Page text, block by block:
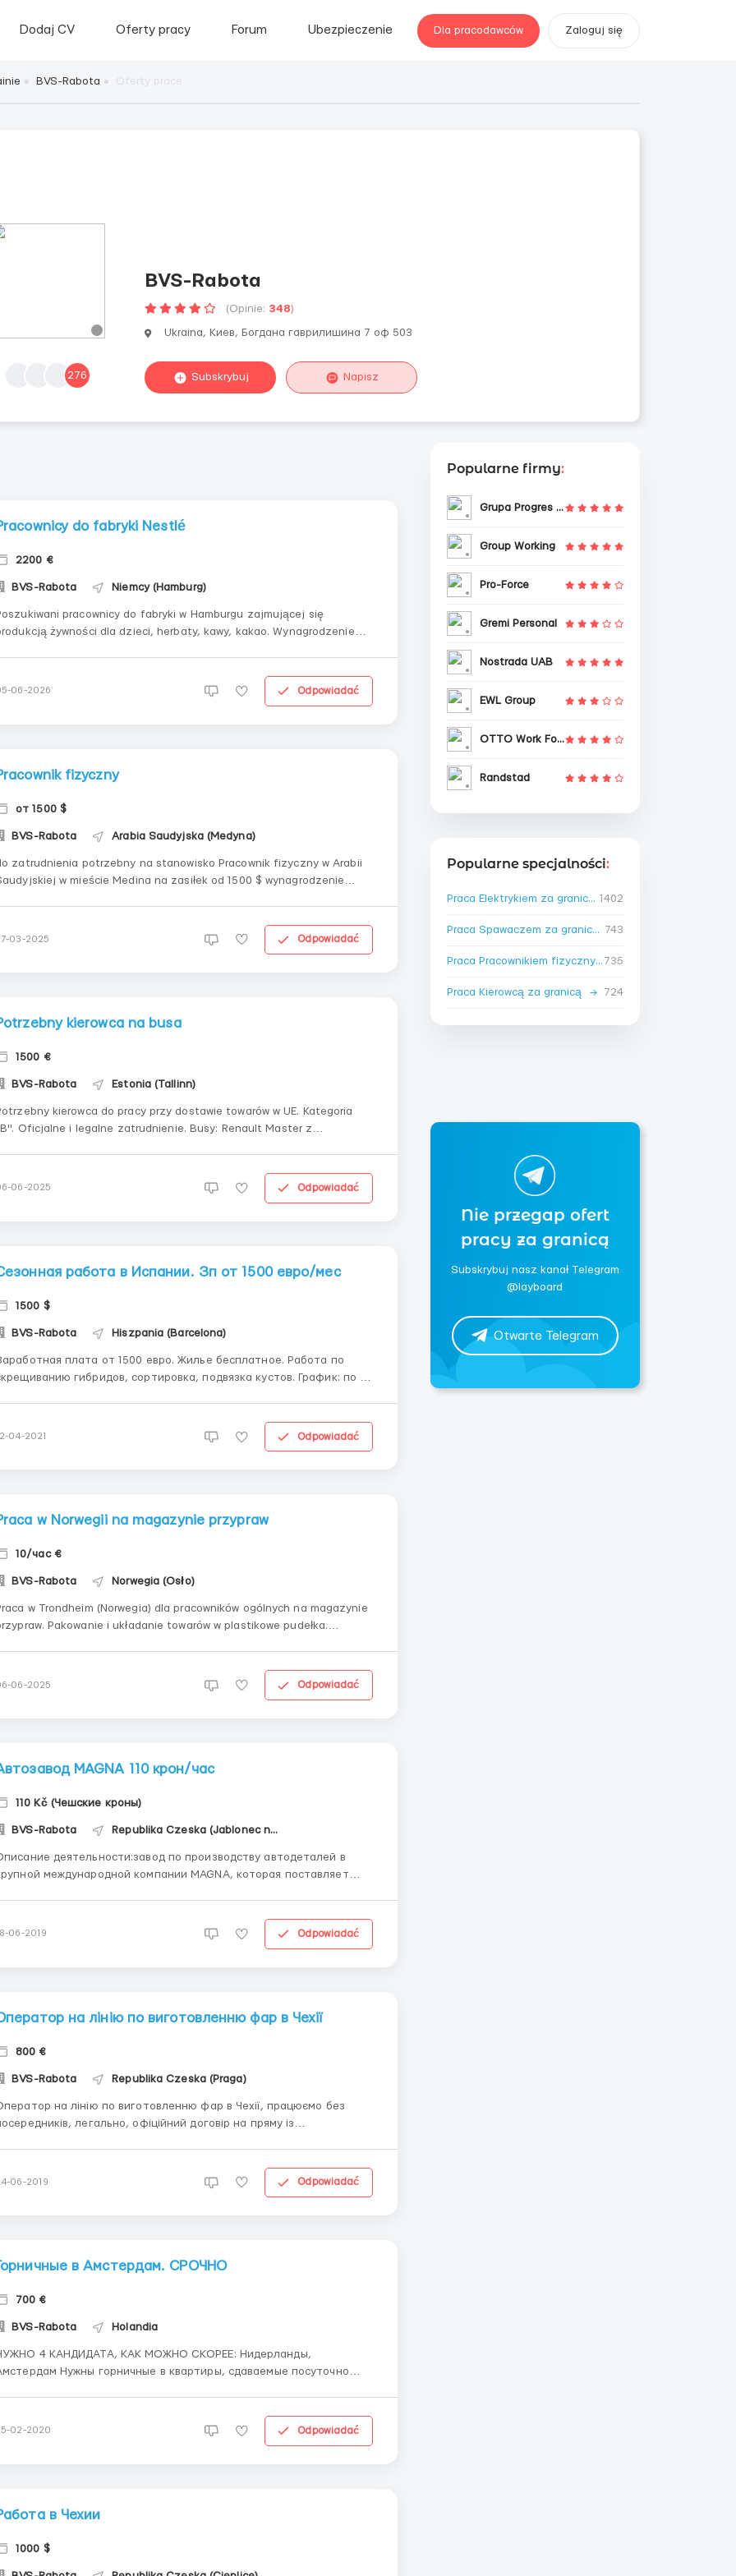
Dodaj CV Oferty pracy Forum Ubezpieczenie Dla pracodawców Zaloguj się
BVS-Rabota
276
BVS-Rabota
(Opinie: 348)
Ukraina, Киев, Богдана гаврилишина 7 оф 503
Subskrybuj Napisz
do fabryki Nestlé
2200 €
BVS-Rabota Niemcy (Hamburg)
pracownicy do fabryki w Hamburgu zajmującej się
żywności dla dzieci, herbaty, kawy, kakao. Wynagrodzenie
zakwaterowanie bezpłatne po 2 osoby. Paszport UE lub z...
06-2026 Odpowiadać
fizyczny
от 1500 $
BVS-Rabota Arabia Saudyjska (Medyna)
zatrudnienia potrzebny na stanowisko Pracownik fizyczny w Arabii
w mieście Medina na zasiłek od 1500 $ wynagrodzenie
03-2025 Odpowiadać
kierowca na busa
1500 €
BVS-Rabota Estonia (Tallinn)
kierowca do pracy przy dostawie towarów w UE. Kategoria
Oficjalne i legalne zatrudnienie. Busy: Renault Master z
zakwaterowanie zapewniają pracodawcy ...
06-2025 Odpowiadać
работа в Испании. Зп от 1500 евро/мес
1500 $
BVS-Rabota Hiszpania (Barcelona)
плата от 1500 евро. Жилье бесплатное. Работа по
гибридов, сортировка, подвязка кустов. График: по 8-
от 2 до 4 человек в комнате. - Транспор...
04-2021 Odpowiadać
w Norwegii na magazynie przypraw
10/час €
BVS-Rabota Norwegia (Osło)
w Trondheim (Norwegia) dla pracowników ogólnych na magazynie
Pakowanie i układanie towarów w plastikowe pudełka.
brudna. Wynagrodzenie - 10 euro za godzinę...
06-2025 Odpowiadać
MAGNA 110 крон/час
110 Kč (Чешские кроны)
BVS-Rabota Republika Czeska (Jablonec nad Nysą)
деятельности:завод по производству автодеталей в
международной компании MAGNA, которая поставляет
продукции, сборка автомобильных деталей, марк...
06-2019 Odpowiadać
на лінію по виготовленню фар в Чехії
800 €
BVS-Rabota Republika Czeska (Praga)
на лінію по виготовленню фар в Чехії, працюємо без
легально, офіційний договір на пряму із
містечку Šenov u Nového Jičína (Чехія)...
06-2019 Odpowiadać
в Амстердам. СРОЧНО
700 €
BVS-Rabota Holandia
4 КАНДИДАТА, КАК МОЖНО СКОРЕЕ: Нидерланды,
Нужны горничные в квартиры, сдаваемые посуточно
среднем уровне Условия: 1.ЗП 4 € / час, средняя зп 600-...
02-2020 Odpowiadać
в Чехии
1000 $
Popularne firmy:
Grupa Progres Sp. z o.o.
Group Working
Pro-Force
Gremi Personal
Nostrada UAB
EWL Group
OTTO Work Force
Randstad
Popularne specjalności:
Praca Elektrykiem za granicą →
1402
Praca Spawaczem za granicą →
743
Praca Pracownikiem fizycznym za granicą 735
Praca Kierowcą za granicą → 724
Nie przegap ofert
pracy za granicą
Subskrybuj nasz kanał Telegram
@layboard
Otwarte Telegram